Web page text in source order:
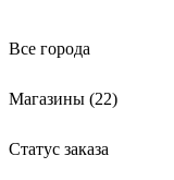
Все города
Магазины (22)
Статус заказа